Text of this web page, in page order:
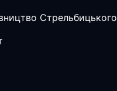
Стрельбицького